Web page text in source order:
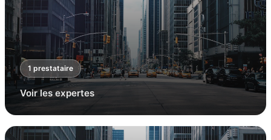
1 prestataire
Voir les expertes